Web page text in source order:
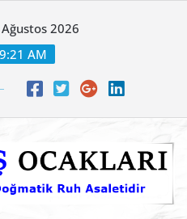
2026
AM